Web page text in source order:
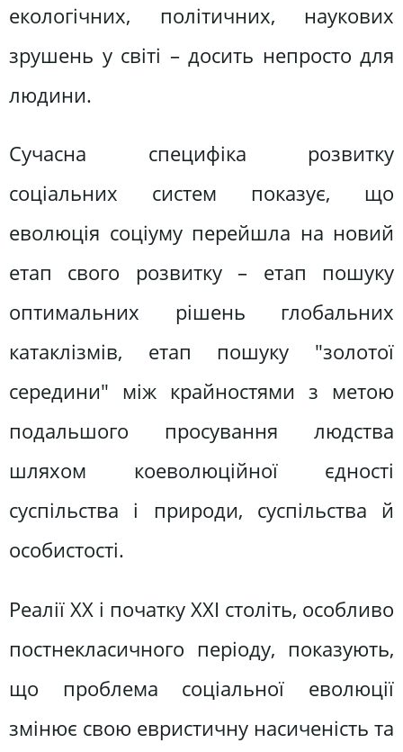
екологічних, політичних, наукових
зрушень у світі – досить непросто для
людини.
Сучасна специфіка розвитку
соціальних систем показує, що
еволюція соціуму перейшла на новий
етап свого розвитку – етап пошуку
оптимальних рішень глобальних
катаклізмів, етап пошуку "золотої
середини" між крайностями з метою
подальшого просування людства
шляхом коеволюційної єдності
суспільства і природи, суспільства й
особистості.
Реалії ХХ і початку ХХІ століть, особливо
постнекласичного періоду, показують,
що проблема соціальної еволюції
змінює свою евристичну насиченість та